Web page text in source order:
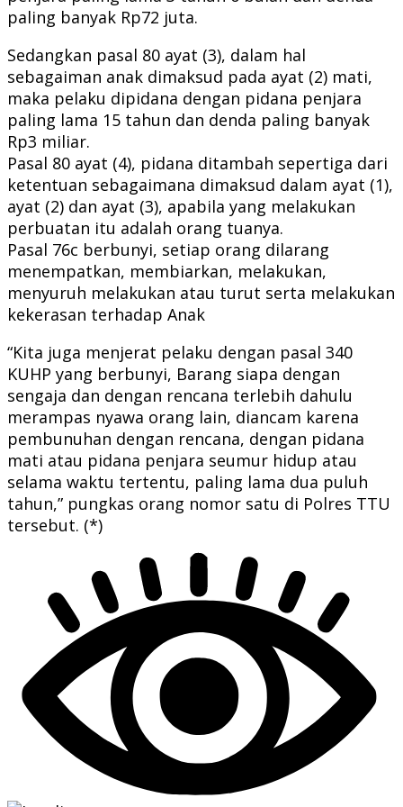
paling banyak Rp72 juta.
Sedangkan pasal 80 ayat (3), dalam hal
sebagaiman anak dimaksud pada ayat (2) mati,
maka pelaku dipidana dengan pidana penjara
paling lama 15 tahun dan denda paling banyak
Rp3 miliar.
Pasal 80 ayat (4), pidana ditambah sepertiga dari
ketentuan sebagaimana dimaksud dalam ayat (1),
ayat (2) dan ayat (3), apabila yang melakukan
perbuatan itu adalah orang tuanya.
Pasal 76c berbunyi, setiap orang dilarang
menempatkan, membiarkan, melakukan,
menyuruh melakukan atau turut serta melakukan
kekerasan terhadap Anak
“Kita juga menjerat pelaku dengan pasal 340
KUHP yang berbunyi, Barang siapa dengan
sengaja dan dengan rencana terlebih dahulu
merampas nyawa orang lain, diancam karena
pembunuhan dengan rencana, dengan pidana
mati atau pidana penjara seumur hidup atau
selama waktu tertentu, paling lama dua puluh
tahun,” pungkas orang nomor satu di Polres TTU
tersebut. (*)